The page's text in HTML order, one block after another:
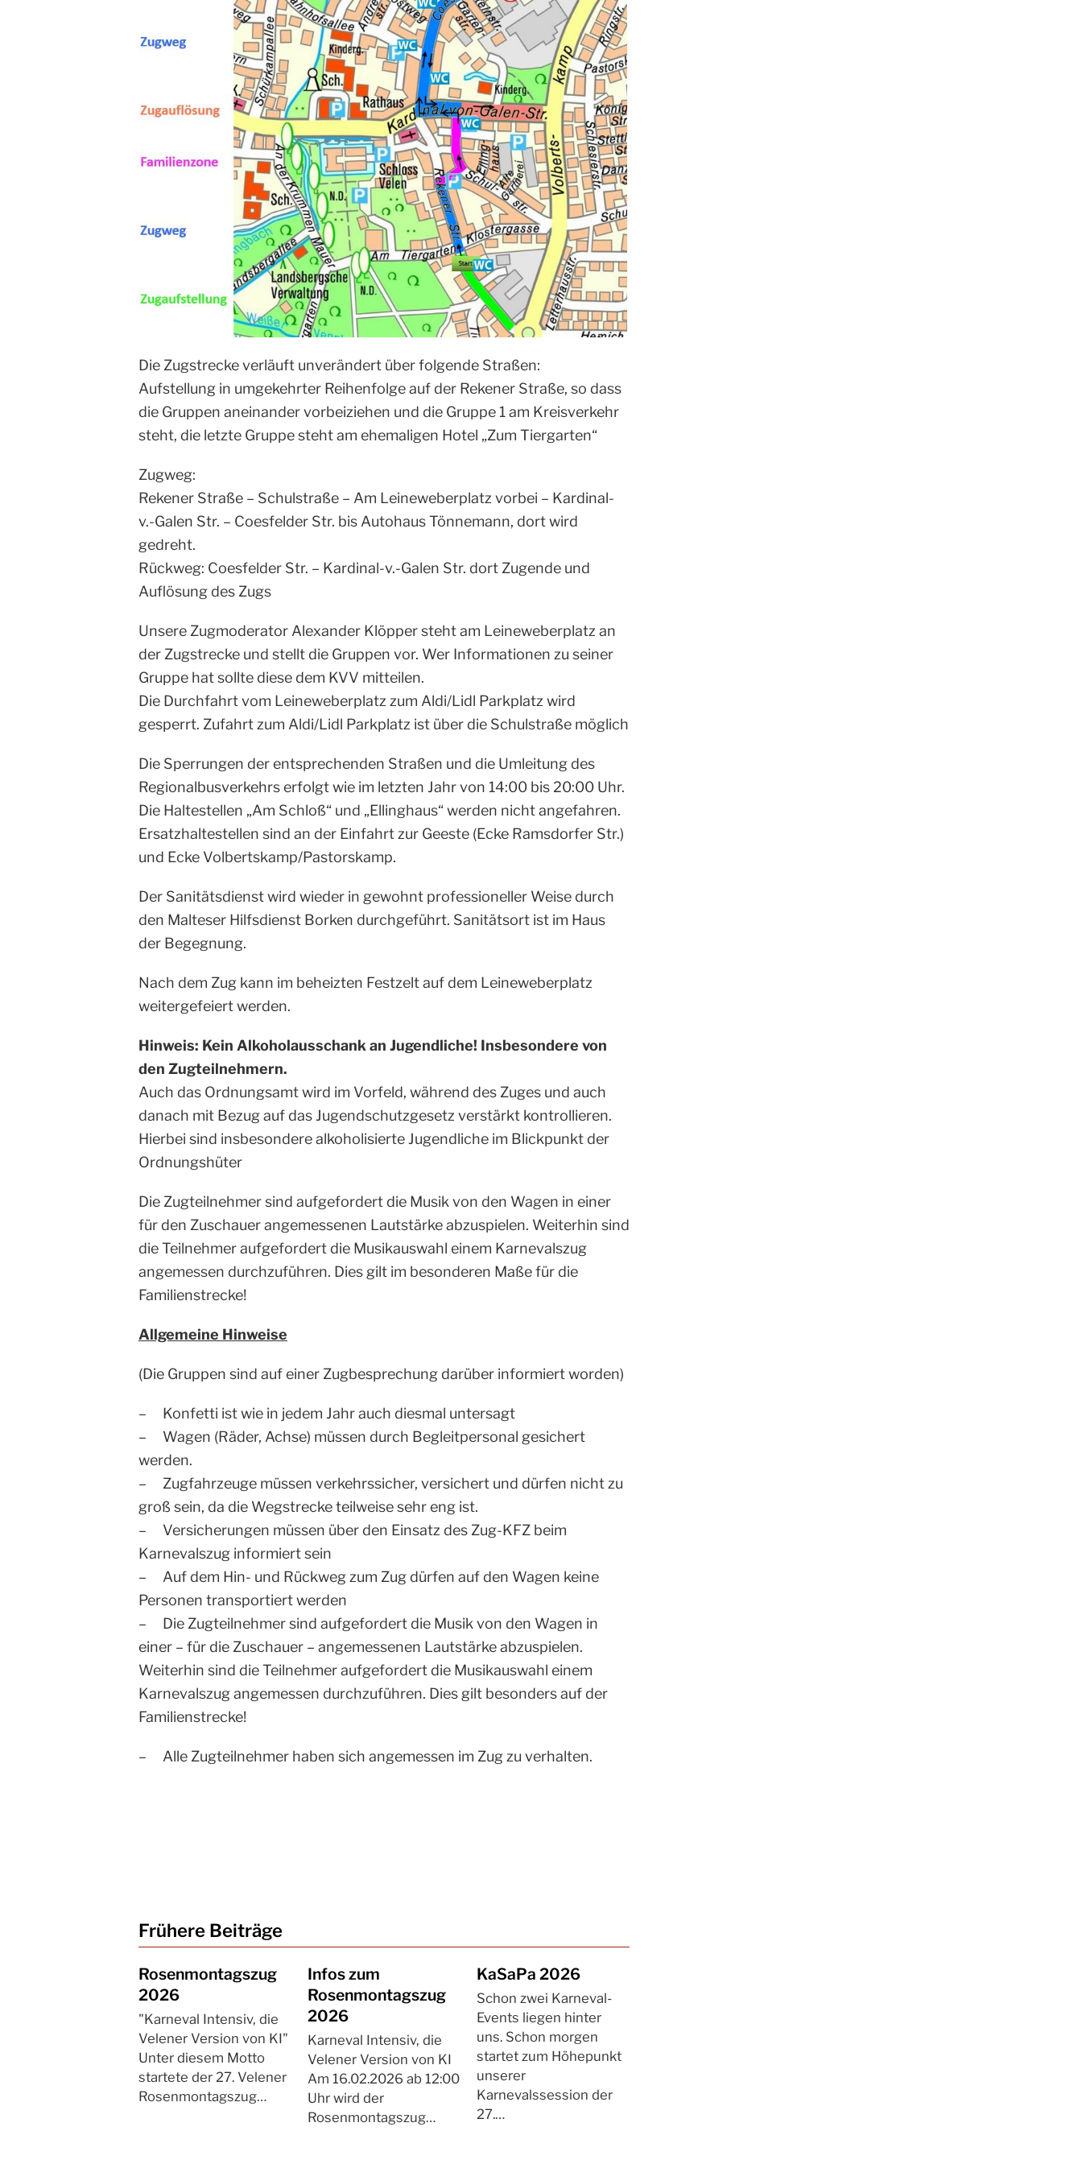
Die Zugstrecke verläuft unverändert über folgende Straßen:
Aufstellung in umgekehrter Reihenfolge auf der Rekener Straße, so dass
die Gruppen aneinander vorbeiziehen und die Gruppe 1 am Kreisverkehr
steht, die letzte Gruppe steht am ehemaligen Hotel „Zum Tiergarten“
Zugweg:
Rekener Straße – Schulstraße – Am Leineweberplatz vorbei – Kardinal-
v.-Galen Str. – Coesfelder Str. bis Autohaus Tönnemann, dort wird
gedreht.
Rückweg: Coesfelder Str. – Kardinal-v.-Galen Str. dort Zugende und
Auflösung des Zugs
Unsere Zugmoderator Alexander Klöpper steht am Leineweberplatz an
der Zugstrecke und stellt die Gruppen vor. Wer Informationen zu seiner
Gruppe hat sollte diese dem KVV mitteilen.
Die Durchfahrt vom Leineweberplatz zum Aldi/Lidl Parkplatz wird
gesperrt. Zufahrt zum Aldi/Lidl Parkplatz ist über die Schulstraße möglich
Die Sperrungen der entsprechenden Straßen und die Umleitung des
Regionalbusverkehrs erfolgt wie im letzten Jahr von 14:00 bis 20:00 Uhr.
Die Haltestellen „Am Schloß“ und „Ellinghaus“ werden nicht angefahren.
Ersatzhaltestellen sind an der Einfahrt zur Geeste (Ecke Ramsdorfer Str.)
und Ecke Volbertskamp/Pastorskamp.
Der Sanitätsdienst wird wieder in gewohnt professioneller Weise durch
den Malteser Hilfsdienst Borken durchgeführt. Sanitätsort ist im Haus
der Begegnung.
Nach dem Zug kann im beheizten Festzelt auf dem Leineweberplatz
weitergefeiert werden.
Hinweis: Kein Alkoholausschank an Jugendliche! Insbesondere von
den Zugteilnehmern.
Auch das Ordnungsamt wird im Vorfeld, während des Zuges und auch
danach mit Bezug auf das Jugendschutzgesetz verstärkt kontrollieren.
Hierbei sind insbesondere alkoholisierte Jugendliche im Blickpunkt der
Ordnungshüter
Die Zugteilnehmer sind aufgefordert die Musik von den Wagen in einer
für den Zuschauer angemessenen Lautstärke abzuspielen. Weiterhin sind
die Teilnehmer aufgefordert die Musikauswahl einem Karnevalszug
angemessen durchzuführen. Dies gilt im besonderen Maße für die
Familienstrecke!
Allgemeine Hinweise
(Die Gruppen sind auf einer Zugbesprechung darüber informiert worden)
– Konfetti ist wie in jedem Jahr auch diesmal untersagt
– Wagen (Räder, Achse) müssen durch Begleitpersonal gesichert
werden.
– Zugfahrzeuge müssen verkehrssicher, versichert und dürfen nicht zu
groß sein, da die Wegstrecke teilweise sehr eng ist.
– Versicherungen müssen über den Einsatz des Zug-KFZ beim
Karnevalszug informiert sein
– Auf dem Hin- und Rückweg zum Zug dürfen auf den Wagen keine
Personen transportiert werden
– Die Zugteilnehmer sind aufgefordert die Musik von den Wagen in
einer – für die Zuschauer – angemessenen Lautstärke abzuspielen.
Weiterhin sind die Teilnehmer aufgefordert die Musikauswahl einem
Karnevalszug angemessen durchzuführen. Dies gilt besonders auf der
Familienstrecke!
– Alle Zugteilnehmer haben sich angemessen im Zug zu verhalten.
Frühere Beiträge
Rosenmontagszug
2026
"Karneval Intensiv, die
Velener Version von KI"
Unter diesem Motto
startete der 27. Velener
Rosenmontagszug…
Infos zum
Rosenmontagszug
2026
Karneval Intensiv, die
Velener Version von KI
Am 16.02.2026 ab 12:00
Uhr wird der
Rosenmontagszug…
KaSaPa 2026
Schon zwei Karneval-
Events liegen hinter
uns. Schon morgen
startet zum Höhepunkt
unserer
Karnevalssession der
27.…